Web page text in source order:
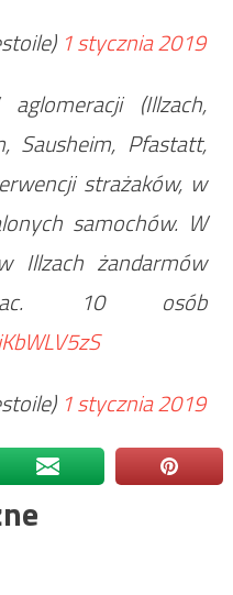
1 stycznia 2019
(Illzach,
Sausheim, Pfastatt,
strażaków, w
samochów. W
Illzach żandarmów
10 osób
1 stycznia 2019